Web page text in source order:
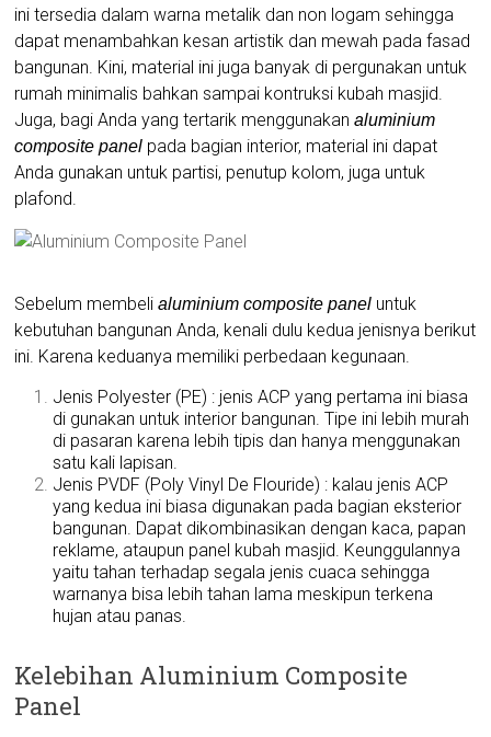
ini tersedia dalam warna metalik dan non logam sehingga
dapat menambahkan kesan artistik dan mewah pada fasad
bangunan. Kini, material ini juga banyak di pergunakan untuk
rumah minimalis bahkan sampai kontruksi kubah masjid.
Juga, bagi Anda yang tertarik menggunakanaluminium
composite panel pada bagian interior, material ini dapat
Anda gunakan untuk partisi, penutup kolom, juga untuk
plafond.
Sebelum membelialuminium composite panel untuk
kebutuhan bangunan Anda, kenali dulu kedua jenisnya berikut
ini. Karena keduanya memiliki perbedaan kegunaan.
Jenis Polyester (PE) : jenis ACP yang pertama ini biasa
di gunakan untuk interior bangunan. Tipe ini lebih murah
di pasaran karena lebih tipis dan hanya menggunakan
satu kali lapisan.
Jenis PVDF (Poly Vinyl De Flouride) : kalau jenis ACP
yang kedua ini biasa digunakan pada bagian eksterior
bangunan. Dapat dikombinasikan dengan kaca, papan
reklame, ataupun panel kubah masjid. Keunggulannya
yaitu tahan terhadap segala jenis cuaca sehingga
warnanya bisa lebih tahan lama meskipun terkena
hujan atau panas.
Kelebihan Aluminium Composite
Panel